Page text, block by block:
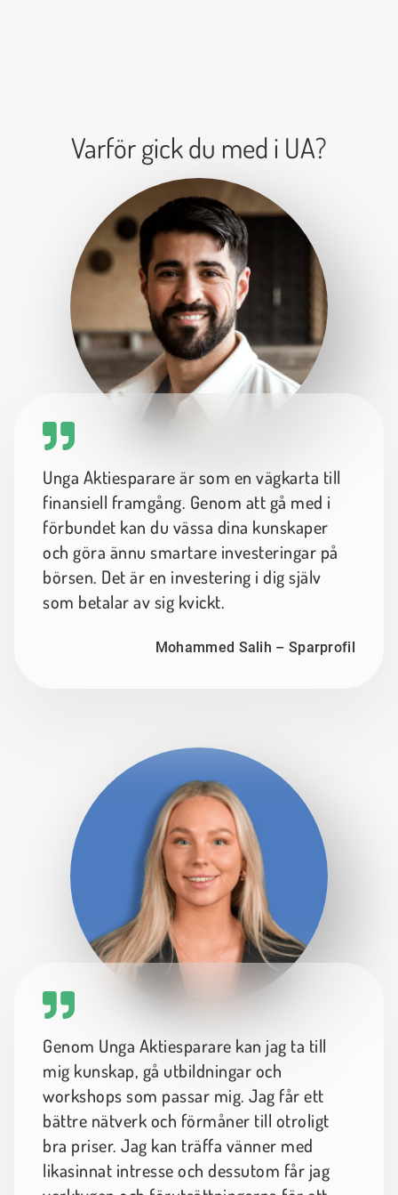
Varför gick du med i UA?
Unga Aktiesparare är som en vägkarta till
finansiell framgång. Genom att gå med i
förbundet kan du vässa dina kunskaper
och göra ännu smartare investeringar på
börsen. Det är en investering i dig själv
som betalar av sig kvickt.
Mohammed Salih – Sparprofil
Genom Unga Aktiesparare kan jag ta till
mig kunskap, gå utbildningar och
workshops som passar mig. Jag får ett
bättre nätverk och förmåner till otroligt
bra priser. Jag kan träffa vänner med
likasinnat intresse och dessutom får jag